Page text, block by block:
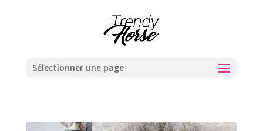
Sélectionner une page